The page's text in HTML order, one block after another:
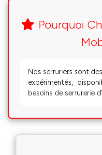
Pourquoi
Nos serruriers sont
expérimentés,
besoins de serrurerie